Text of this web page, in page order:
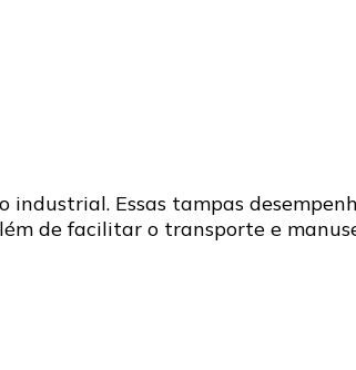
Essas tampas
de facilitar o transporte e